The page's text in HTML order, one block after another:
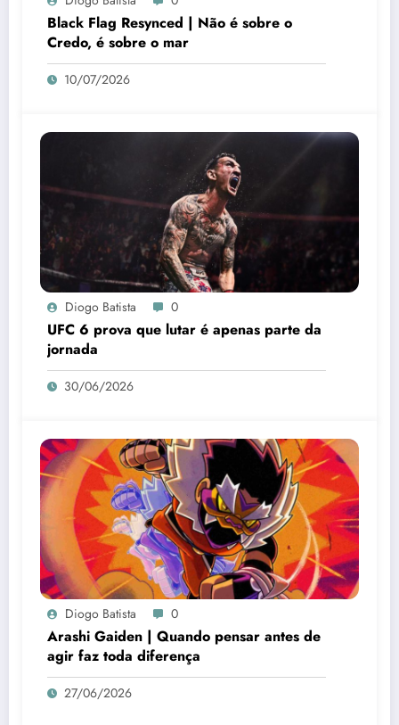
Black Flag Resynced | Não é sobre o
Credo, é sobre o mar
10/07/2026
Diogo Batista 0
UFC 6 prova que lutar é apenas parte da
jornada
30/06/2026
Diogo Batista 0
Arashi Gaiden | Quando pensar antes de
agir faz toda diferença
27/06/2026